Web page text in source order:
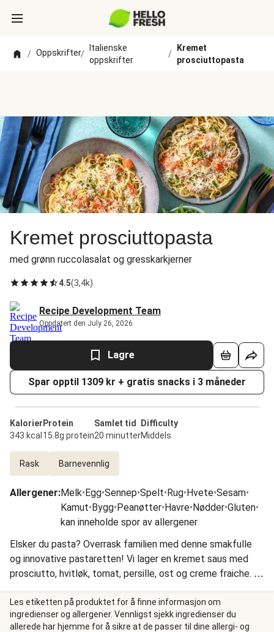
/ Oppskrifter/
Italienske
oppskrifter
/
Kremet
prosciuttopasta
Kremet prosciuttopasta
med grønn ruccolasalat og gresskarkjerner
4.5(3,4k)
Recipe Development Team
Oppdatert den July 26, 2026
Lagre
Spar opptil 1309 kr + gratis snacks i 3 måneder
Kalorier
343 kcal
Protein
15.8g protein
Samlet tid
20 minutter
Difficulty
Middels
Rask Barnevennlig
Allergener:Melk•Egg•Sennep•Spelt•Rug•Hvete•Sesam•
Kamut•Bygg•Peanøtter•Havre•Nødder•Gluten•
kan inneholde spor av allergener
Elsker du pasta? Overrask familien med denne smakfulle
og innovative pastaretten! Vi lager en kremet saus med
prosciutto, hvitløk, tomat, persille, ost og creme fraiche. Vi
blander spaghettien med sausen rett i stekepannen, og
serverer en grønn ruccolasalat med agurk, sennep og
gresskarkjerner ved siden av.
Les etiketten på produktet for å finne informasjon om
ingredienser og allergener. Vennligst sjekk ingredienser du
allerede har hjemme for å sikre at de passer til dine allergi- og